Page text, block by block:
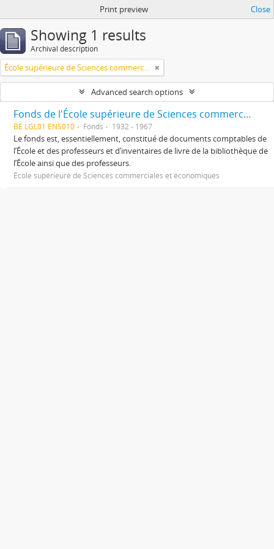
Print preview Close
Showing 1 results
Archival description
École supérieure de Sciences commerciales et économiques
Advanced search options
Fonds de l'École supérieure de Sciences commerciales et économiques
BE LGL01 ENS010 Fonds 1932 - 1967
Le fonds est, essentiellement, constitué de documents comptables de
l’École et des professeurs et d’inventaires de livre de la bibliothèque de
l’École ainsi que des professeurs.
École supérieure de Sciences commerciales et économiques